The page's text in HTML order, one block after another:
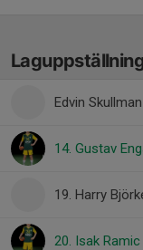
Edvin Skullman
14. Gustav
19. Harry
20. Isak Ramic